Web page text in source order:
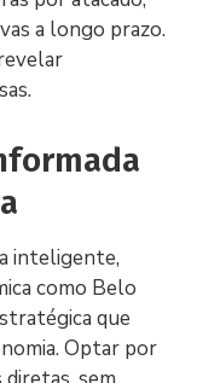
a longo prazo.
inteligente,
como Belo
que
Optar por